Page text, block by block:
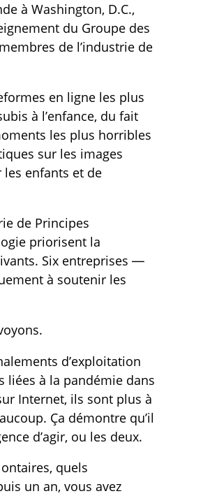
à Washington, D.C.,
du Groupe des
de l’industrie de
en ligne les plus
à l’enfance, du fait
les plus horribles
sur les images
les enfants et de
de Principes
priorisent la
Six entreprises —
à soutenir les
d’exploitation
liées à la pandémie dans
Internet, ils sont plus à
Ça démontre qu’il
d’agir, ou les deux.
quels
un an, vous avez